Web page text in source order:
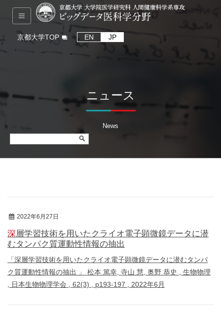
京都大学TOP EN JP
ニュース
News
2022年6月27日
深層学習技術を用いたクライオ電子顕微鏡データに潜
むタンパク質運動性情報の抽出
「深層学習技術を用いたクライオ電子顕微鏡データに潜むタンパ
ク質運動性情報の抽出 」 松本 篤幸, 寺山 慧, 奥野 恭史 , 生物物理
, 日本生物物理学会 , 62(3) , p193-197 , 2022年6月